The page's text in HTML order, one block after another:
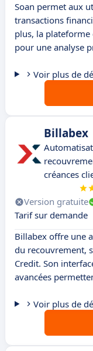
Soan permet aux
transactions
plus, la
pour une analyse
Voir plus de
Billabex
créances
Version gratuite
Tarif sur demande
Billabex offre une
du recouvrement,
Credit. Son
avancées
Voir plus de